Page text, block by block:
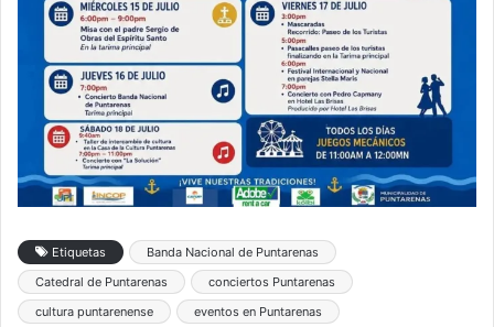
Etiquetas
Banda Nacional de Puntarenas
Catedral de Puntarenas
conciertos Puntarenas
cultura puntarenense
eventos en Puntarenas